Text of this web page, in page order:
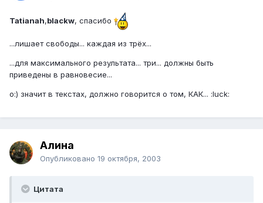
Tatianah blackw , спасибо
...лишает свободы... каждая из трёх...
...для максимального результата... три... должны быть
приведены в равновесие...
o:) значит в текстах, должно говорится о том, КАК... :luck:
Алина
Опубликовано 19 октября, 2003
Цитата